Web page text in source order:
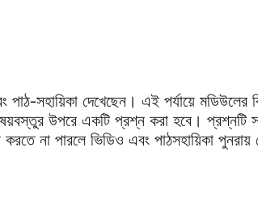
সহায়িকা দেখেছেন। এই পর্যায়ে
উপরে একটি প্রশ্ন করা হবে। প্রশ্নটি
না পারলে ভিডিও এবং পাঠসহায়িকা পুনরায়